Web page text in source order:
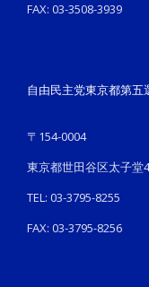
FAX: 03-3508-3939
自由民主党東京都第五
〒154-0004
東京都世田谷区太子堂
TEL: 03-3795-8255
FAX: 03-3795-8256